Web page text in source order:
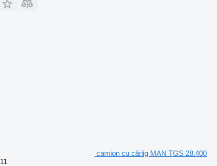
camion cu cârlig MAN TGS 28.400
11